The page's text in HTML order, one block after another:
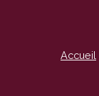
Accueil